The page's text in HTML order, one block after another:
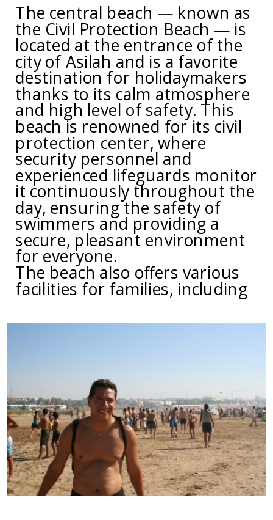
The central beach — known as
the Civil Protection Beach — is
located at the entrance of the
city of Asilah and is a favorite
destination for holidaymakers
thanks to its calm atmosphere
and high level of safety. This
beach is renowned for its civil
protection center, where
security personnel and
experienced lifeguards monitor
it continuously throughout the
day, ensuring the safety of
swimmers and providing a
secure, pleasant environment
for everyone.
The beach also offers various
facilities for families, including